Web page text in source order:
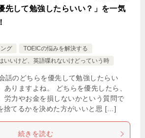
先して勉強したらいい？」を一気
グ
TOEICの悩みを解決する
いいけど、英語喋れないけどっていう時
話のどちらを優先して勉強したらい
ありますよね。 どちらを優先したら、
労力やお金を損しないかという質問で
てるかを決めた方がいいと思 […]
続きを読む